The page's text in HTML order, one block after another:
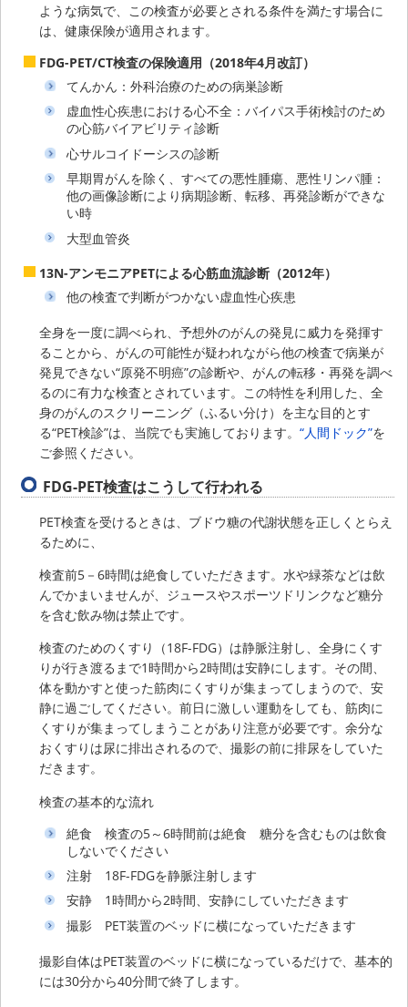
ような病気で、この検査が必要とされる条件を満たす場合に
は、健康保険が適用されます。
FDG-PET/CT検査の保険適用（2018年4月改訂）
てんかん：外科治療のための病巣診断
虚血性心疾患における心不全：バイパス手術検討のため
の心筋バイアビリティ診断
心サルコイドーシスの診断
早期胃がんを除く、すべての悪性腫瘍、悪性リンパ腫：
他の画像診断により病期診断、転移、再発診断ができな
い時
大型血管炎
13N-アンモニアPETによる心筋血流診断（2012年）
他の検査で判断がつかない虚血性心疾患
全身を一度に調べられ、予想外のがんの発見に威力を発揮す
ることから、がんの可能性が疑われながら他の検査で病巣が
発見できない“原発不明癌”の診断や、がんの転移・再発を調べ
るのに有力な検査とされています。この特性を利用した、全
身のがんのスクリーニング（ふるい分け）を主な目的とす
る“PET検診”は、当院でも実施しております。“人間ドック”を
ご参照ください。
FDG-PET検査はこうして行われる
PET検査を受けるときは、ブドウ糖の代謝状態を正しくとらえ
るために、
検査前5－6時間は絶食していただきます。水や緑茶などは飲
んでかまいませんが、ジュースやスポーツドリンクなど糖分
を含む飲み物は禁止です。
検査のためのくすり（18F-FDG）は静脈注射し、全身にくす
りが行き渡るまで1時間から2時間は安静にします。その間、
体を動かすと使った筋肉にくすりが集まってしまうので、安
静に過ごしてください。前日に激しい運動をしても、筋肉に
くすりが集まってしまうことがあり注意が必要です。余分な
おくすりは尿に排出されるので、撮影の前に排尿をしていた
だきます。
検査の基本的な流れ
絶食 検査の5～6時間前は絶食 糖分を含むものは飲食
しないでください
注射 18F-FDGを静脈注射します
安静 1時間から2時間、安静にしていただきます
撮影 PET装置のベッドに横になっていただきます
撮影自体はPET装置のベッドに横になっているだけで、基本的
には30分から40分間で終了します。